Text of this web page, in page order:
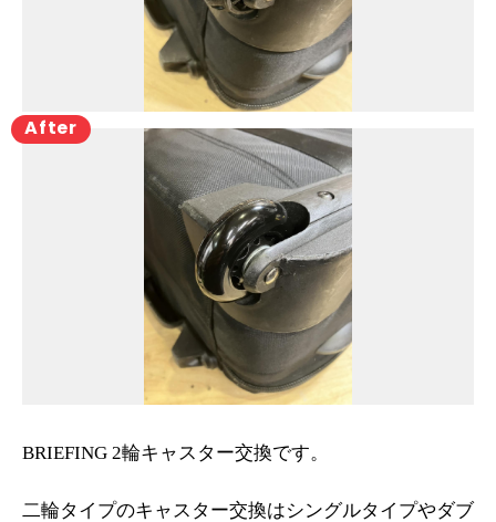
BRIEFING 2輪キャスター交換です。
二輪タイプのキャスター交換はシングルタイプやダブ